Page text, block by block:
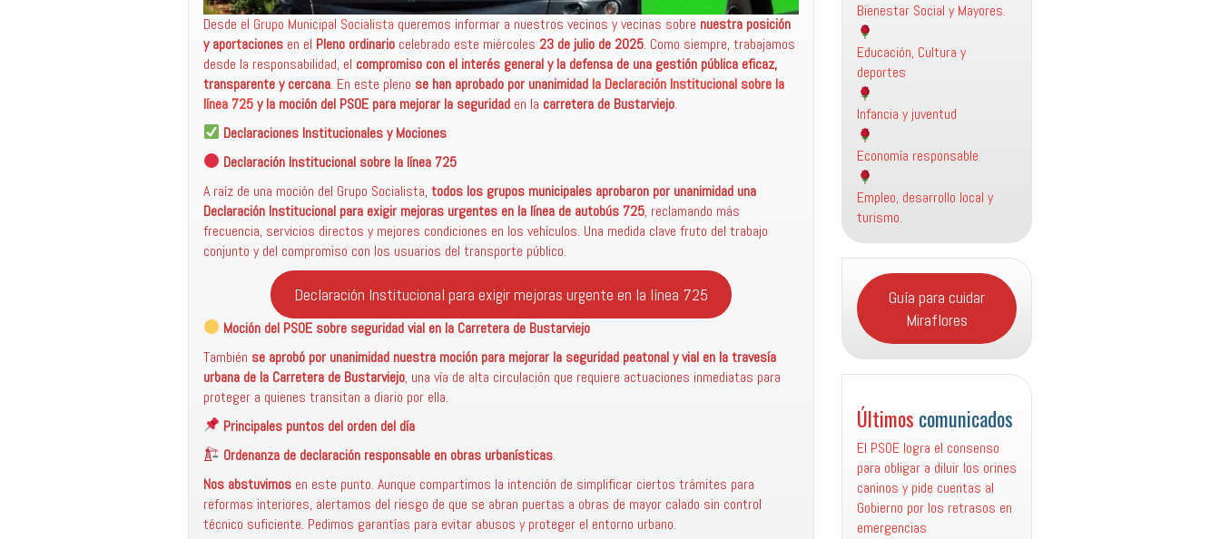
Desde el Grupo Municipal Socialista queremos informar a nuestros vecinos y vecinas sobre nuestra posición
y aportaciones en el Pleno ordinario celebrado este miércoles 23 de julio de 2025. Como siempre, trabajamos
desde la responsabilidad, el compromiso con el interés general y la defensa de una gestión pública eficaz,
transparente y cercana. En este pleno se han aprobado por unanimidad la Declaración Institucional sobre la
línea 725y la moción del PSOE para mejorar la seguridad en la carretera de Bustarviejo.
Declaraciones Institucionales y Mociones
Declaración Institucional sobre la línea 725
A raíz de una moción del Grupo Socialista, todos los grupos municipales aprobaron por unanimidad una
Declaración Institucional para exigir mejoras urgentes en la línea de autobús 725, reclamando más
frecuencia, servicios directos y mejores condiciones en los vehículos. Una medida clave fruto del trabajo
conjunto y del compromiso con los usuarios del transporte público.
Declaración Institucional para exigir mejoras urgente en la línea 725
Moción del PSOE sobre seguridad vial en la Carretera de Bustarviejo
También se aprobó por unanimidad nuestra moción para mejorar la seguridad peatonal y vial en la travesía
urbana de la Carretera de Bustarviejo, una vía de alta circulación que requiere actuaciones inmediatas para
proteger a quienes transitan a diario por ella.
Principales puntos del orden del día
Ordenanza de declaración responsable en obras urbanísticas.
Nos abstuvimos en este punto. Aunque compartimos la intención de simplificar ciertos trámites para
reformas interiores, alertamos del riesgo de que se abran puertas a obras de mayor calado sin control
técnico suficiente. Pedimos garantías para evitar abusos y proteger el entorno urbano.
Bienestar Social y Mayores.
Educación, Cultura y
deportes
Infancia y juventud
Economía responsable
Empleo, desarrollo local y
turismo.
Guía para cuidar
Miraflores
Últimos comunicados
El PSOE logra el consenso
para obligar a diluir los orines
caninos y pide cuentas al
Gobierno por los retrasos en
emergencias